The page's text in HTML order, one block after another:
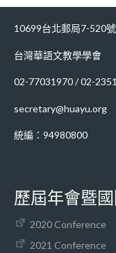
10699台北郵局7-520
台灣華語文教學學會
02-77031970 / 02-
secretary@huayu.org
統編：94980800
歷屆年會暨
2020 Conference
2021 Conference